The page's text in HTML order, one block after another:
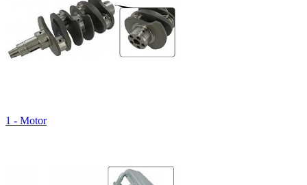
1 - Motor